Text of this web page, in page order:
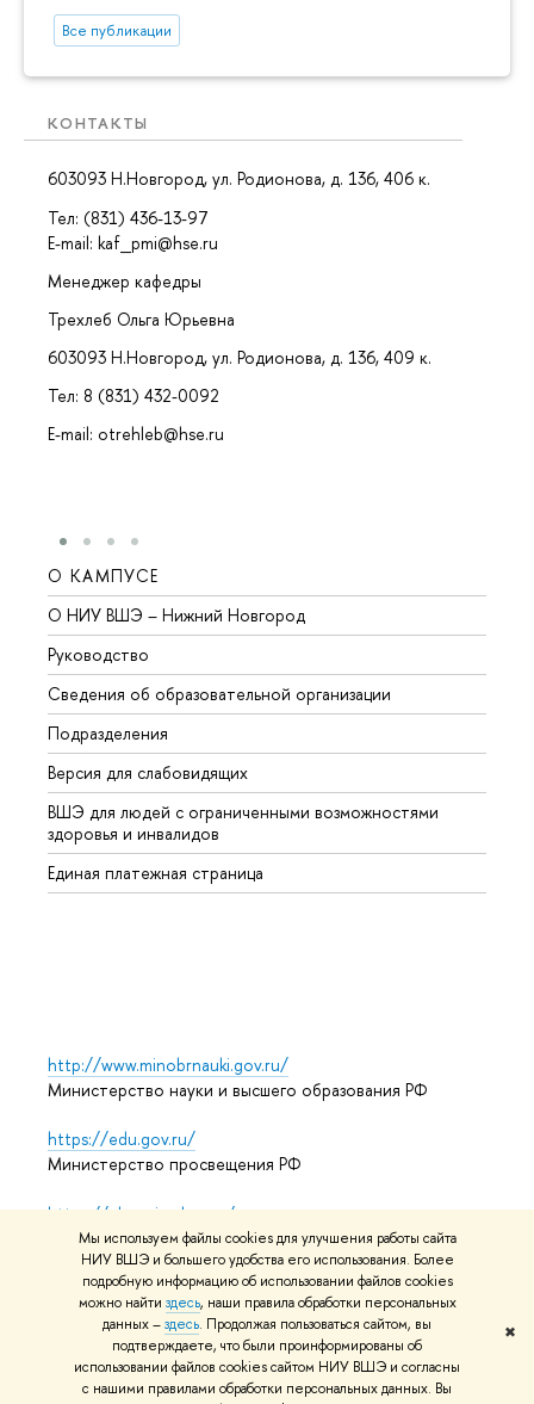
Мы используем файлы cookies для улучшения работы сайта
НИУ ВШЭ и большего удобства его использования. Более
подробную информацию об использовании файлов cookies
можно найти здесь, наши правила обработки персональных
данных –здесь. Продолжая пользоваться сайтом, вы
подтверждаете, что были проинформированы об
использовании файлов cookies сайтом НИУ ВШЭ и согласны
с нашими правилами обработки персональных данных. Вы
✖
Все публикации
КОНТАКТЫ
603093 Н.Новгород, ул. Родионова, д. 136, 406 к.
Тел: (831) 436-13-97
E-mail: kaf_pmi@hse.ru
Менеджер кафедры
Трехлеб Ольга Юрьевна
603093 Н.Новгород, ул. Родионова, д. 136, 409 к.
Тел: 8 (831) 432-0092
E-mail: otrehleb@hse.ru
О КАМПУСЕ
О НИУ ВШЭ – Нижний Новгород
Руководство
Сведения об образовательной организации
Подразделения
Версия для слабовидящих
ВШЭ для людей с ограниченными возможностями
здоровья и инвалидов
Единая платежная страница
http://www.minobrnauki.gov.ru/
Министерство науки и высшего образования РФ
https://edu.gov.ru/
Министерство просвещения РФ
https://elearning.hse.ru/mooc
Массовые открытые онлайн-курсы
© НИУ ВШЭ 1993–2026 Адреса и контактыУсловия
использования материаловПолитика конфиденциальности
Карта сайта